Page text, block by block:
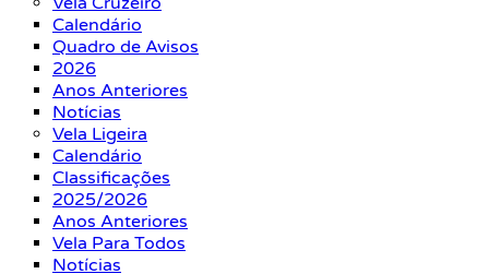
Calendário
Quadro de Avisos
2026
Anos Anteriores
Notícias
Vela Ligeira
Calendário
Classificações
2025/2026
Anos Anteriores
Vela Para Todos
Notícias